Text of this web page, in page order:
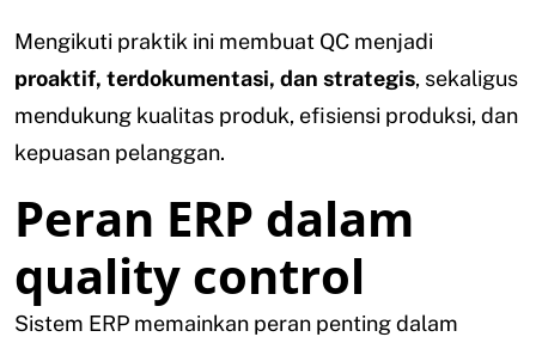
Mengikuti praktik ini membuat QC menjadi
proaktif, terdokumentasi, dan strategis, sekaligus
mendukung kualitas produk, efisiensi produksi, dan
kepuasan pelanggan.
Peran ERP dalam
quality control
Sistem ERP memainkan peran penting dalam